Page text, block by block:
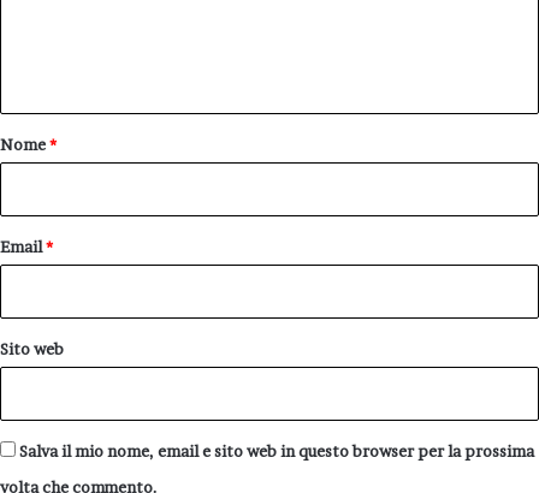
o
Nome*
Email*
Sito web
Salva il mio nome, email e sito web in questo browser per la prossima
volta che commento.